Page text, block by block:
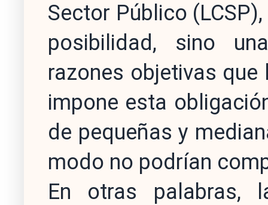
Sector Público
posibilidad, sino
razones objetivas
impone esta
de pequeñas y
modo no podrían
En otras palabras,